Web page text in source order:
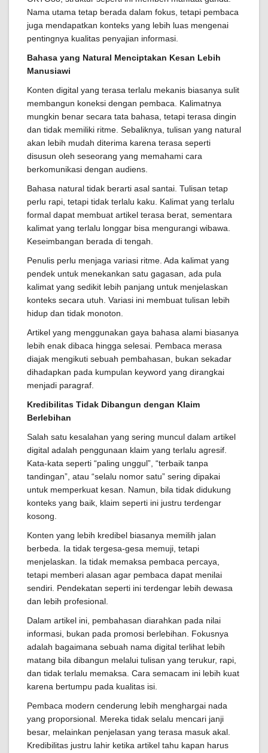
Nama utama tetap berada dalam fokus, tetapi pembaca
juga mendapatkan konteks yang lebih luas mengenai
pentingnya kualitas penyajian informasi.
Bahasa yang Natural Menciptakan Kesan Lebih
Manusiawi
Konten digital yang terasa terlalu mekanis biasanya sulit
membangun koneksi dengan pembaca. Kalimatnya
mungkin benar secara tata bahasa, tetapi terasa dingin
dan tidak memiliki ritme. Sebaliknya, tulisan yang natural
akan lebih mudah diterima karena terasa seperti
disusun oleh seseorang yang memahami cara
berkomunikasi dengan audiens.
Bahasa natural tidak berarti asal santai. Tulisan tetap
perlu rapi, tetapi tidak terlalu kaku. Kalimat yang terlalu
formal dapat membuat artikel terasa berat, sementara
kalimat yang terlalu longgar bisa mengurangi wibawa.
Keseimbangan berada di tengah.
Penulis perlu menjaga variasi ritme. Ada kalimat yang
pendek untuk menekankan satu gagasan, ada pula
kalimat yang sedikit lebih panjang untuk menjelaskan
konteks secara utuh. Variasi ini membuat tulisan lebih
hidup dan tidak monoton.
Artikel yang menggunakan gaya bahasa alami biasanya
lebih enak dibaca hingga selesai. Pembaca merasa
diajak mengikuti sebuah pembahasan, bukan sekadar
dihadapkan pada kumpulan keyword yang dirangkai
menjadi paragraf.
Kredibilitas Tidak Dibangun dengan Klaim
Berlebihan
Salah satu kesalahan yang sering muncul dalam artikel
digital adalah penggunaan klaim yang terlalu agresif.
Kata-kata seperti “paling unggul”, “terbaik tanpa
tandingan”, atau “selalu nomor satu” sering dipakai
untuk memperkuat kesan. Namun, bila tidak didukung
konteks yang baik, klaim seperti ini justru terdengar
kosong.
Konten yang lebih kredibel biasanya memilih jalan
berbeda. Ia tidak tergesa-gesa memuji, tetapi
menjelaskan. Ia tidak memaksa pembaca percaya,
tetapi memberi alasan agar pembaca dapat menilai
sendiri. Pendekatan seperti ini terdengar lebih dewasa
dan lebih profesional.
Dalam artikel ini, pembahasan diarahkan pada nilai
informasi, bukan pada promosi berlebihan. Fokusnya
adalah bagaimana sebuah nama digital terlihat lebih
matang bila dibangun melalui tulisan yang terukur, rapi,
dan tidak terlalu memaksa. Cara semacam ini lebih kuat
karena bertumpu pada kualitas isi.
Pembaca modern cenderung lebih menghargai nada
yang proporsional. Mereka tidak selalu mencari janji
besar, melainkan penjelasan yang terasa masuk akal.
Kredibilitas justru lahir ketika artikel tahu kapan harus